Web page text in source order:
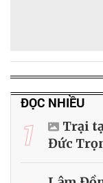
ĐỌC NHIỀU
1
Trại
Đức